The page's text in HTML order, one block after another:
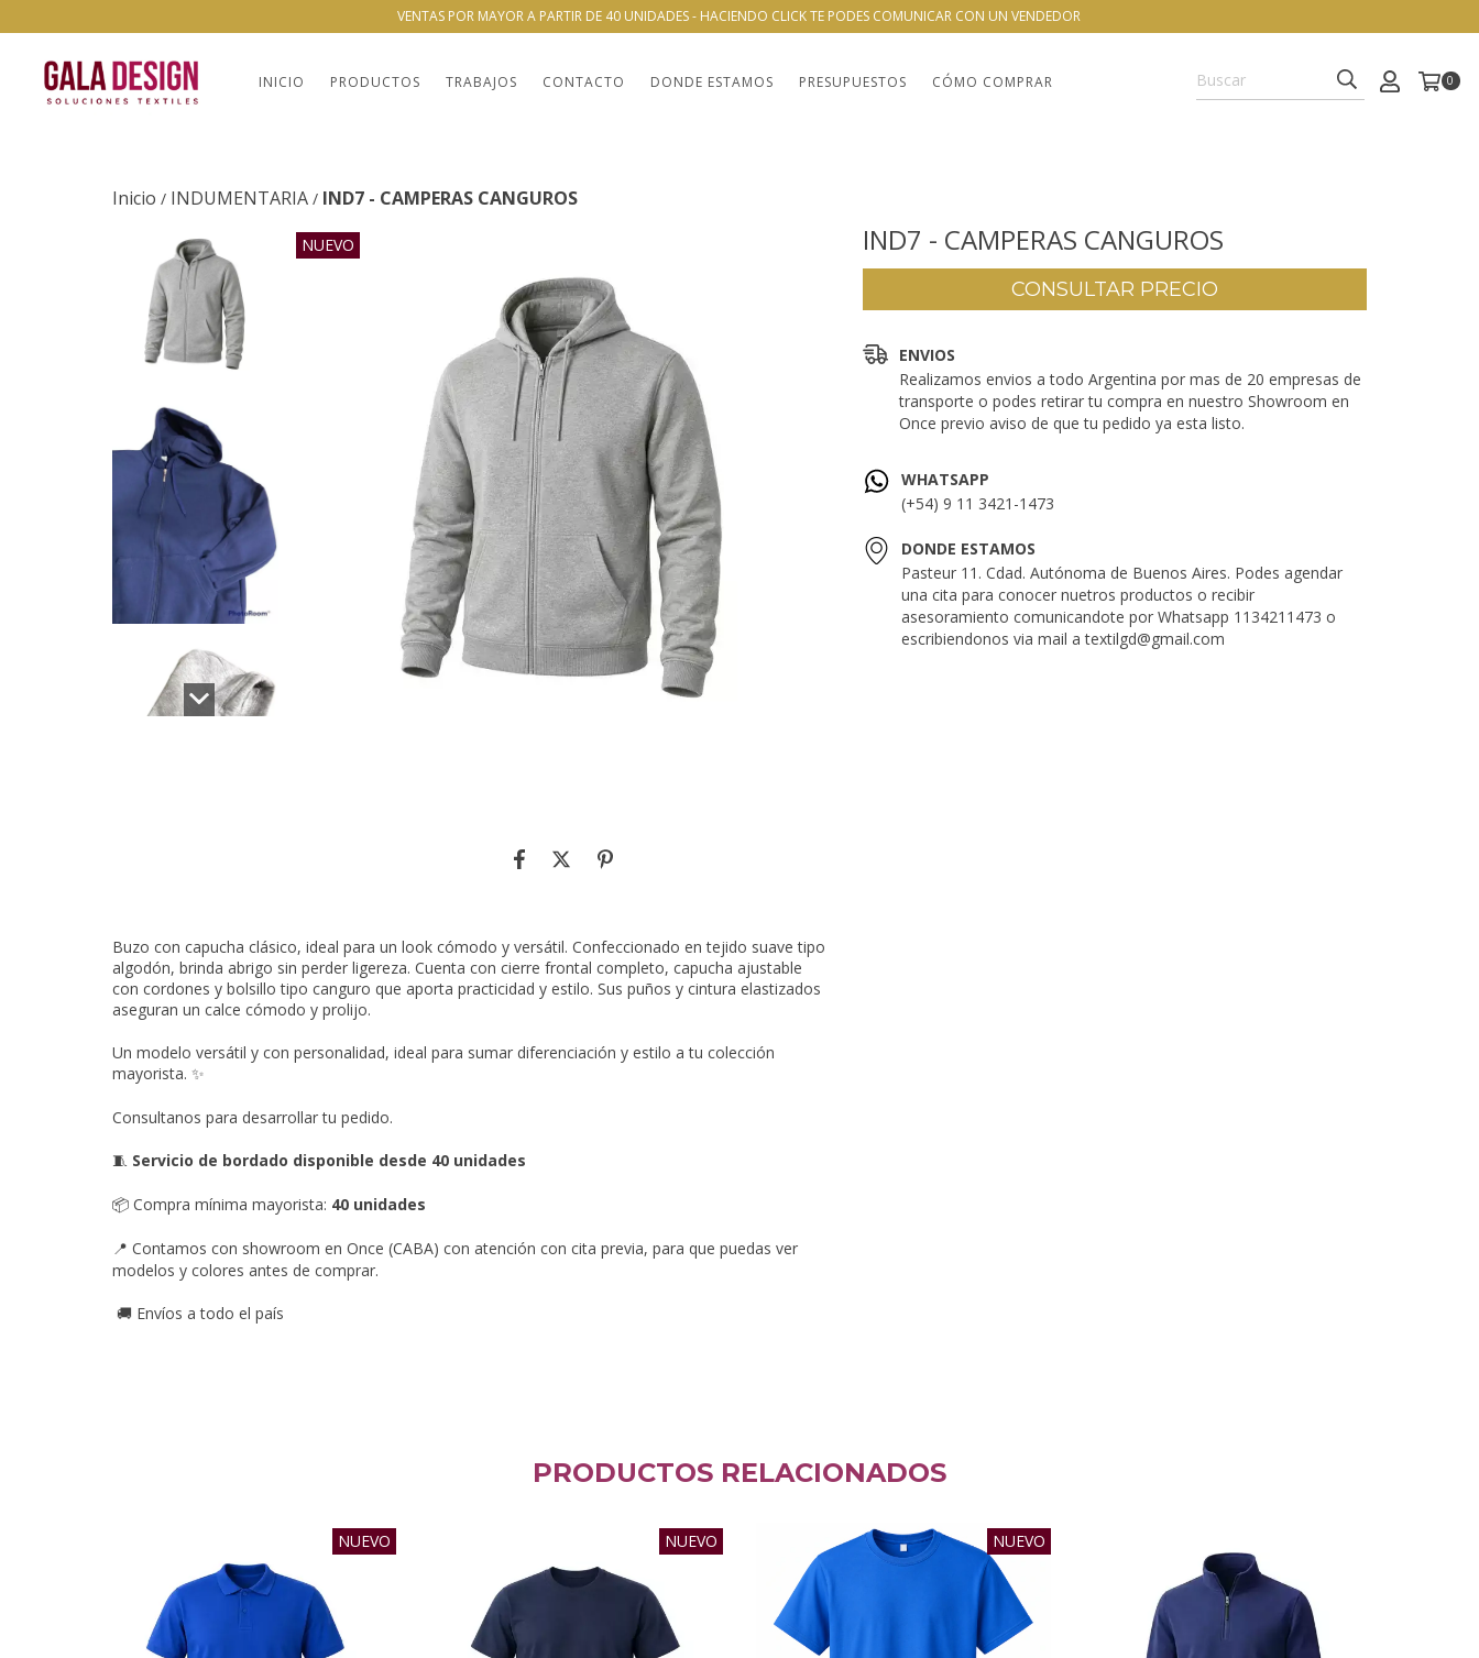
VENTAS POR MAYOR A PARTIR DE 40 UNIDADES - HACIENDO CLICK TE PODES COMUNICAR CON UN VENDEDOR
INICIO PRODUCTOS TRABAJOS CONTACTO DONDE ESTAMOS PRESUPUESTOS CÓMO COMPRAR 0
Inicio / INDUMENTARIA / IND7 - CAMPERAS CANGUROS
NUEVO
Buzo con capucha clásico, ideal para un look cómodo y versátil. Confeccionado en tejido suave tipo
algodón, brinda abrigo sin perder ligereza. Cuenta con cierre frontal completo, capucha ajustable
con cordones y bolsillo tipo canguro que aporta practicidad y estilo. Sus puños y cintura elastizados
aseguran un calce cómodo y prolijo.
Un modelo versátil y con personalidad, ideal para sumar diferenciación y estilo a tu colección
mayorista. ✨
Consultanos para desarrollar tu pedido.
🧵 Servicio de bordado disponible desde 40 unidades
📦 Compra mínima mayorista: 40 unidades
📍 Contamos con showroom en Once (CABA) con atención con cita previa, para que puedas ver
modelos y colores antes de comprar.
🚚 Envíos a todo el país
IND7 - CAMPERAS CANGUROS
ENVIOS
Realizamos envios a todo Argentina por mas de 20 empresas de
transporte o podes retirar tu compra en nuestro Showroom en
Once previo aviso de que tu pedido ya esta listo.
WHATSAPP
(+54) 9 11 3421-1473
DONDE ESTAMOS
Pasteur 11. Cdad. Autónoma de Buenos Aires. Podes agendar
una cita para conocer nuetros productos o recibir
asesoramiento comunicandote por Whatsapp 1134211473 o
escribiendonos via mail atextilgd@gmail.com
PRODUCTOS RELACIONADOS
NUEVO NUEVO NUEVO